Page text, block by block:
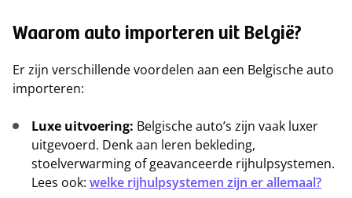
Waarom auto importeren uit België?
Er zijn verschillende voordelen aan een Belgische auto
importeren:
Luxe uitvoering: Belgische auto’s zijn vaak luxer
uitgevoerd. Denk aan leren bekleding,
stoelverwarming of geavanceerde rijhulpsystemen.
Lees ook: welke rijhulpsystemen zijn er allemaal?